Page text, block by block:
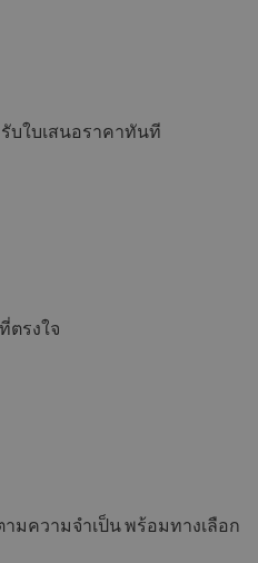
บใบเสนอราคาทันที
รงใจ
มความจำเป็น พร้อมทางเลือก